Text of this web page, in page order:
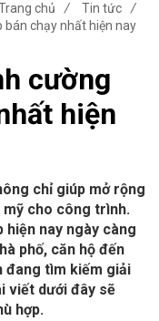
chủ / Tin tức
/
bán chạy nhất hiện nay
cường
hiện
chỉ giúp mở rộng
cho công trình.
nay ngày càng
phố, căn hộ đến
đang tìm kiếm giải
viết dưới đây sẽ
hợp.